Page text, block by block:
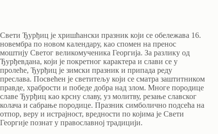
Свети Ђурђиц је хришћански празник који се обележава 16.
новембра по новом календару, као спомен на пренос
моштију Светог великомученика Георгија. За разлику од
Ђурђевдана, који је покретног карактера и слави се у
пролеће, Ђурђиц је зимски празник и припада реду
преслава. Посвећен је светитељу који се сматра заштитником
правде, храбрости и победе добра над злом. Многе породице
славе Ђурђиц као крсну славу, уз молитву, резање славског
колача и сабрање породице. Празник симболично подсећа на
отпор, веру и истрајност, вредности по којима је Свети
Георгије познат у православној традицији.